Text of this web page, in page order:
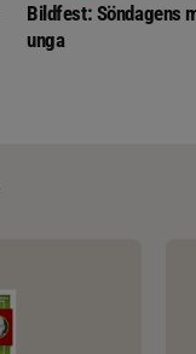
Bildfest: Söndagens
unga